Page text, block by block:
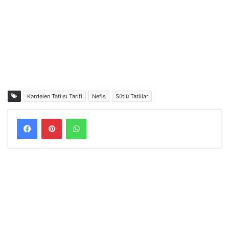
Kardelen Tatlısı Tarifi Nefis Sütlü Tatlılar
FacebookPinterestWhatsApp